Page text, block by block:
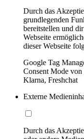
Durch das
grundlegenden
bereitstellen und
Webseite
dieser Webseite
Google Tag
Consent Mode
Klarna, Freshchat
Externe
Durch das